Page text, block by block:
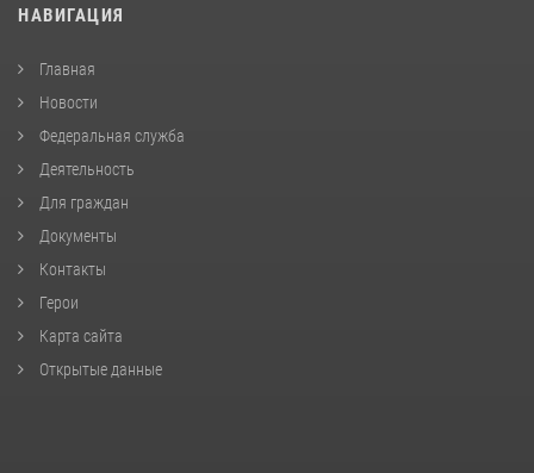
НАВИГАЦИЯ
Главная
Новости
Федеральная служба
Деятельность
Для граждан
Документы
Контакты
Герои
Карта сайта
Открытые данные